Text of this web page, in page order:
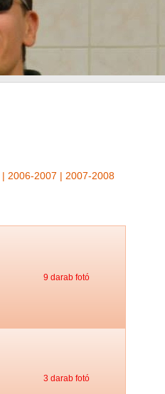
| 2006-2007 | 2007-2008
9 darab fotó
3 darab fotó